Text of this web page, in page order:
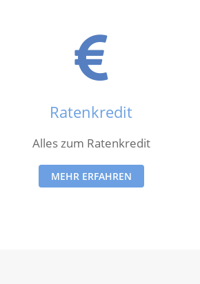
Ratenkredit
Alles zum Ratenkredit
MEHR ERFAHREN